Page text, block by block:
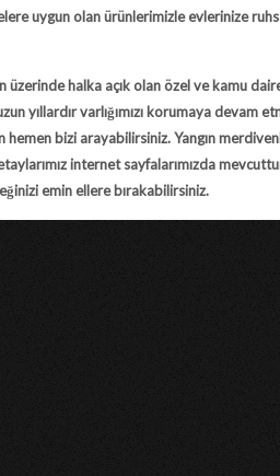
uygun olan ürünlerimizle evlerinize
üzerinde halka açık olan özel ve kamu
yıllardır varlığımızı korumaya devam
bizi arayabilirsiniz. Yangın
internet sayfalarımızda
emin ellere bırakabilirsiniz.